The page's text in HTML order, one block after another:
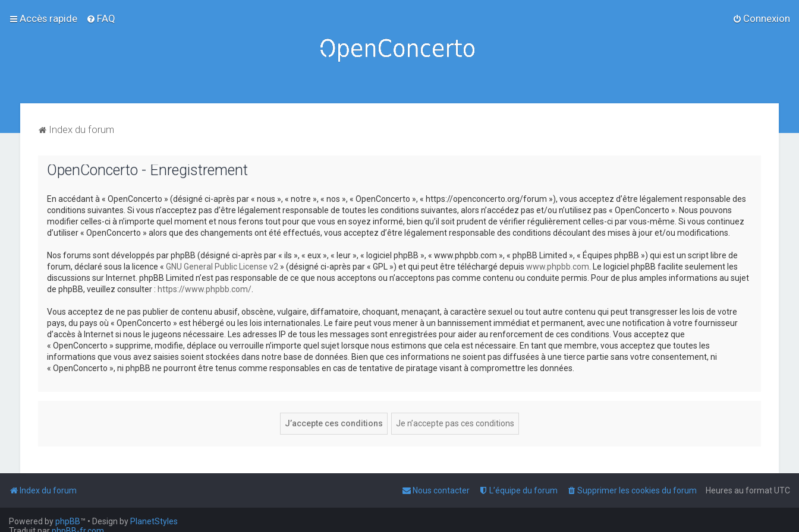
Accès rapide FAQ Connexion
Index du forum
OpenConcerto - Enregistrement
En accédant à « OpenConcerto » (désigné ci-après par « nous », « notre », « nos », « OpenConcerto », « https://openconcerto.org/forum »), vous acceptez d’être légalement responsable des
conditions suivantes. Si vous n’acceptez pas d’être légalement responsable de toutes les conditions suivantes, alors n’accédez pas et/ou n’utilisez pas « OpenConcerto ». Nous pouvons
modifier celles-ci à n’importe quel moment et nous ferons tout pour que vous en soyez informé, bien qu’il soit prudent de vérifier régulièrement celles-ci par vous-même. Si vous continuez
d’utiliser « OpenConcerto » alors que des changements ont été effectués, vous acceptez d’être légalement responsable des conditions découlant des mises à jour et/ou modifications.
Nos forums sont développés par phpBB (désigné ci-après par « ils », « eux », « leur », « logiciel phpBB », « www.phpbb.com », « phpBB Limited », « Équipes phpBB ») qui est un script libre de
forum, déclaré sous la licence « GNU General Public License v2 » (désigné ci-après par « GPL ») et qui peut être téléchargé depuis www.phpbb.com . Le logiciel phpBB facilite seulement les
discussions sur Internet. phpBB Limited n’est pas responsable de ce que nous acceptons ou n’acceptons pas comme contenu ou conduite permis. Pour de plus amples informations au sujet
de phpBB, veuillez consulter : https://www.phpbb.com/.
Vous acceptez de ne pas publier de contenu abusif, obscène, vulgaire, diffamatoire, choquant, menaçant, à caractère sexuel ou tout autre contenu qui peut transgresser les lois de votre
pays, du pays où « OpenConcerto » est hébergé ou les lois internationales. Le faire peut vous mener à un bannissement immédiat et permanent, avec une notification à votre fournisseur
d’accès à Internet si nous le jugeons nécessaire. Les adresses IP de tous les messages sont enregistrées pour aider au renforcement de ces conditions. Vous acceptez que
« OpenConcerto » supprime, modifie, déplace ou verrouille n’importe quel sujet lorsque nous estimons que cela est nécessaire. En tant que membre, vous acceptez que toutes les
informations que vous avez saisies soient stockées dans notre base de données. Bien que ces informations ne soient pas diffusées à une tierce partie sans votre consentement, ni
« OpenConcerto », ni phpBB ne pourront être tenus comme responsables en cas de tentative de piratage visant à compromettre les données.
Index du forum Heures au formatUTC
Supprimer les cookies du forum
L’équipe du forum
Nous contacter
Powered byphpBB™ • Design by PlanetStyles